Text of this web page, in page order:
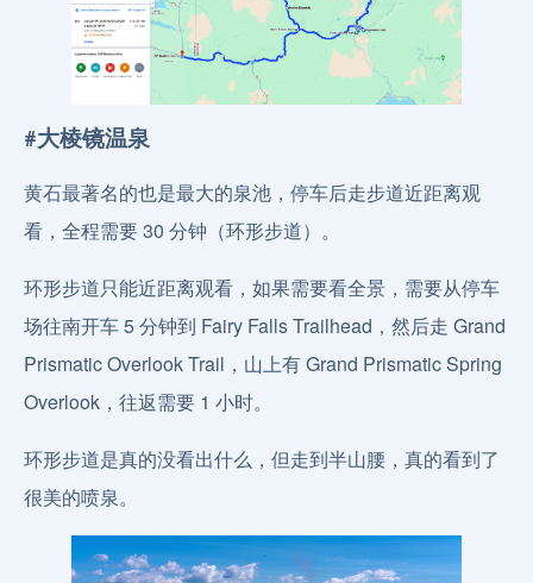
#大棱镜温泉
黄石最著名的也是最大的泉池，停车后走步道近距离观
看，全程需要 30 分钟（环形步道）。
环形步道只能近距离观看，如果需要看全景，需要从停车
场往南开车 5 分钟到 Fairy Falls Trailhead，然后走 Grand
Prismatic Overlook Trail，山上有 Grand Prismatic Spring
Overlook，往返需要 1 小时。
环形步道是真的没看出什么，但走到半山腰，真的看到了
很美的喷泉。